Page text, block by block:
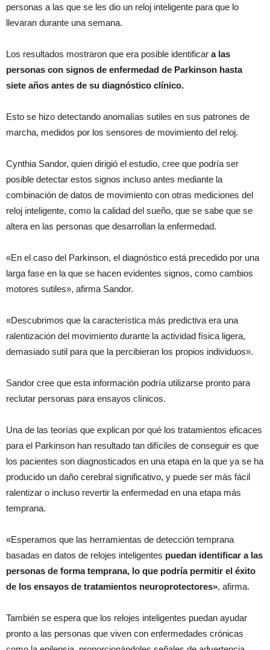
personas a las que se les dio un reloj inteligente para que lo
llevaran durante una semana.
Los resultados mostraron que era posible identificar a las
personas con signos de enfermedad de Parkinson hasta
siete años antes de su diagnóstico clínico.
Esto se hizo detectando anomalías sutiles en sus patrones de
marcha, medidos por los sensores de movimiento del reloj.
Cynthia Sandor, quien dirigió el estudio, cree que podría ser
posible detectar estos signos incluso antes mediante la
combinación de datos de movimiento con otras mediciones del
reloj inteligente, como la calidad del sueño, que se sabe que se
altera en las personas que desarrollan la enfermedad.
«En el caso del Parkinson, el diagnóstico está precedido por una
larga fase en la que se hacen evidentes signos, como cambios
motores sutiles», afirma Sandor.
«Descubrimos que la característica más predictiva era una
ralentización del movimiento durante la actividad física ligera,
demasiado sutil para que la percibieran los propios individuos».
Sandor cree que esta información podría utilizarse pronto para
reclutar personas para ensayos clínicos.
Una de las teorías que explican por qué los tratamientos eficaces
para el Parkinson han resultado tan difíciles de conseguir es que
los pacientes son diagnosticados en una etapa en la que ya se ha
producido un daño cerebral significativo, y puede ser más fácil
ralentizar o incluso revertir la enfermedad en una etapa más
temprana.
«Esperamos que las herramientas de detección temprana
basadas en datos de relojes inteligentes puedan identificar a las
personas de forma temprana, lo que podría permitir el éxito
de los ensayos de tratamientos neuroprotectores», afirma.
También se espera que los relojes inteligentes puedan ayudar
pronto a las personas que viven con enfermedades crónicas